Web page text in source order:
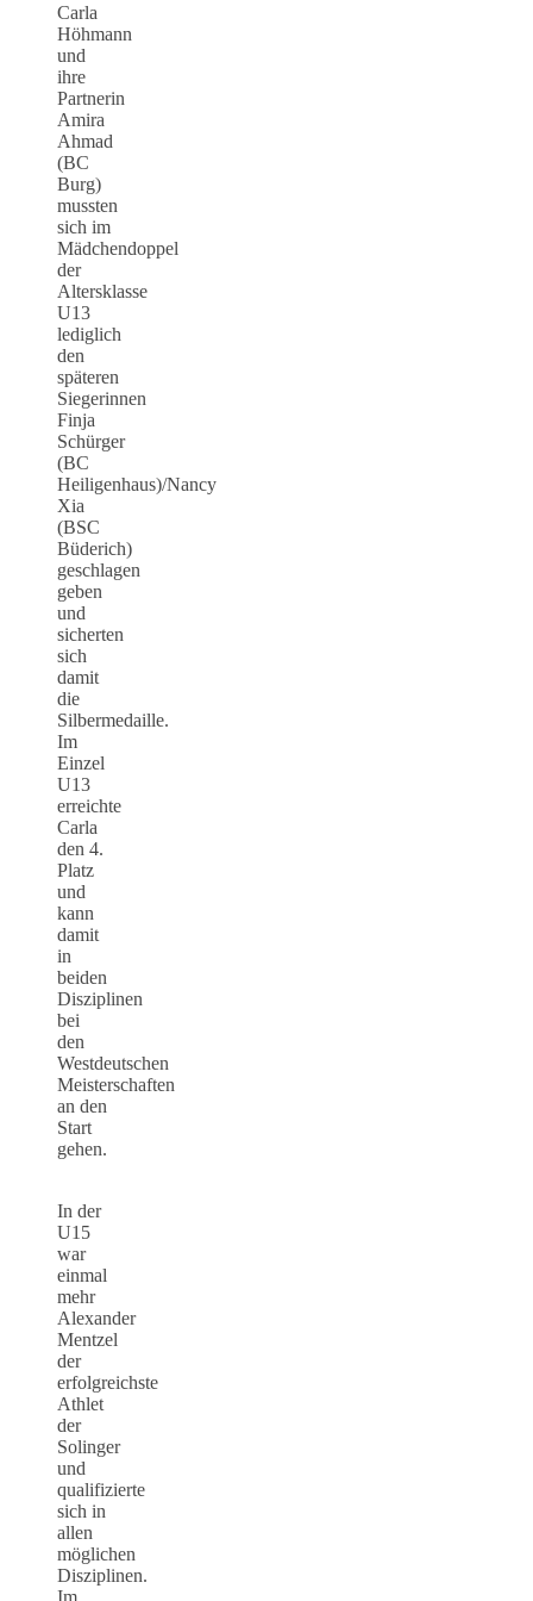
Carla
Höhmann
und
ihre
Partnerin
Amira
Ahmad
(BC
Burg)
mussten
sich im
Mädchendoppel
der
Altersklasse
U13
lediglich
den
späteren
Siegerinnen
Finja
Schürger
(BC
Heiligenhaus)/Nancy
Xia
(BSC
Büderich)
geschlagen
geben
und
sicherten
sich
damit
die
Silbermedaille.
Im
Einzel
U13
erreichte
Carla
den 4.
Platz
und
kann
damit
in
beiden
Disziplinen
bei
den
Westdeutschen
Meisterschaften
an den
Start
gehen.
In der
U15
war
einmal
mehr
Alexander
Mentzel
der
erfolgreichste
Athlet
der
Solinger
und
qualifizierte
sich in
allen
möglichen
Disziplinen.
Im